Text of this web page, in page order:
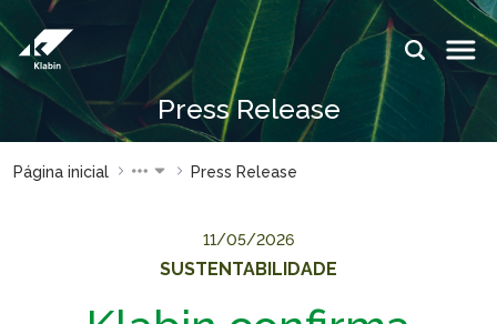
Pular para o Conteúdo principal
Press Release
IDIOMAS:
ES
Relatório de
Página inicial Press Release
11/05/2026
SUSTENTABILIDADE